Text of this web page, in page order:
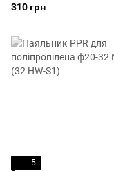
310 грн
5